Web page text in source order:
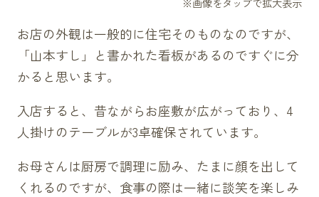
お店の外観は一般的に住宅そのものなのですが、
「山本すし」と書かれた看板があるのですぐに分
かると思います。
入店すると、昔ながらお座敷が広がっており、4
人掛けのテーブルが3卓確保されています。
お母さんは厨房で調理に励み、たまに顔を出して
くれるのですが、食事の際は一緒に談笑を楽しみ